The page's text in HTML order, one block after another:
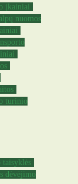
įkainiai
nuomos
turinio
taisyklės
dėvėjimo